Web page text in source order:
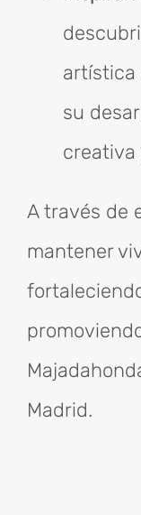
artística
su
creativa
A través de
mantener
Madrid.